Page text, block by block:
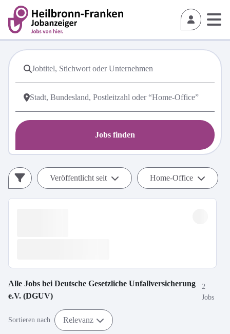
Jobs finden
Veröffentlicht seit Home-Office
Alle Jobs bei Deutsche Gesetzliche Unfallversicherung
e.V. (DGUV)
2
Jobs
Sortieren nach Relevanz